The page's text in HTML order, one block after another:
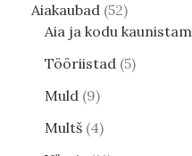
Aiakaubad 52
Aia ja kodu
Tööriistad 5
Muld 9
Multš 4